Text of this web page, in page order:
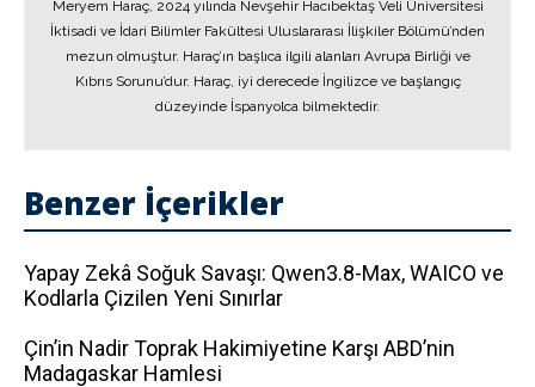
Meryem Haraç, 2024 yılında Nevşehir Hacıbektaş Veli Üniversitesi
İktisadi ve İdari Bilimler Fakültesi Uluslararası İlişkiler Bölümü’nden
mezun olmuştur. Haraç’ın başlıca ilgili alanları Avrupa Birliği ve
Kıbrıs Sorunu’dur. Haraç, iyi derecede İngilizce ve başlangıç
düzeyinde İspanyolca bilmektedir.
Benzer İçerikler
Yapay Zekâ Soğuk Savaşı: Qwen3.8-Max, WAICO ve
Kodlarla Çizilen Yeni Sınırlar
Çin’in Nadir Toprak Hakimiyetine Karşı ABD’nin
Madagaskar Hamlesi